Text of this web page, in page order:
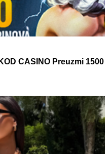
CASINO Preuzmi 1500